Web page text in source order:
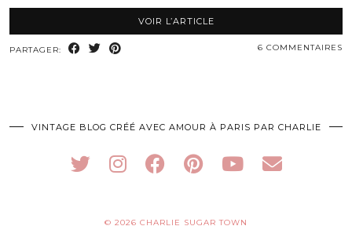
VOIR L’ARTICLE
PARTAGER: 6 COMMENTAIRES
VINTAGE BLOG CRÉÉ AVEC AMOUR À PARIS PAR CHARLIE
© 2026 CHARLIE SUGAR TOWN